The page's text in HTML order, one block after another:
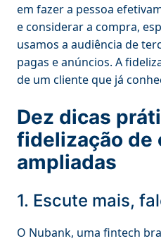
em fazer a pessoa
e considerar a compra,
usamos a audiência de
pagas e anúncios. A
de um cliente que já
Dez dicas
fidelização de
ampliadas
1. Escute mais,
O Nubank, uma fintech